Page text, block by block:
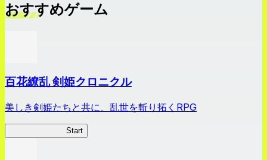
おすすめゲーム
百花繚乱 剣姫クロニクル
美しき剣姫たちと共に、乱世を斬り拓くRPG
Start